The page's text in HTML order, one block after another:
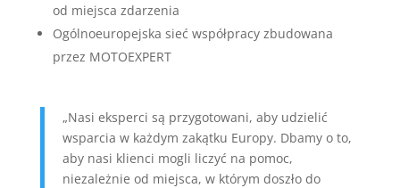
od miejsca zdarzenia
Ogólnoeuropejska sieć współpracy zbudowana
przez MOTOEXPERT
„Nasi eksperci są przygotowani, aby udzielić
wsparcia w każdym zakątku Europy. Dbamy o to,
aby nasi klienci mogli liczyć na pomoc,
niezależnie od miejsca, w którym doszło do